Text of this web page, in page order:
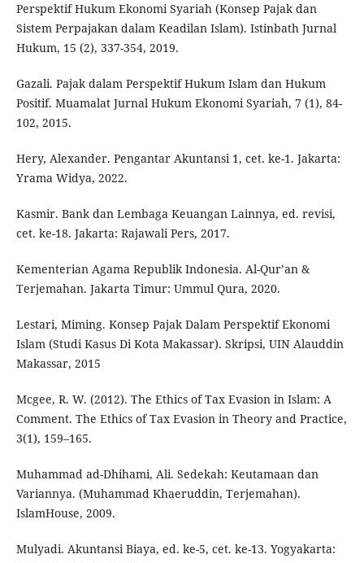
Perspektif Hukum Ekonomi Syariah (Konsep Pajak dan
Sistem Perpajakan dalam Keadilan Islam). Istinbath Jurnal
Hukum, 15 (2), 337-354, 2019.
Gazali. Pajak dalam Perspektif Hukum Islam dan Hukum
Positif. Muamalat Jurnal Hukum Ekonomi Syariah, 7 (1), 84-
102, 2015.
Hery, Alexander. Pengantar Akuntansi 1, cet. ke-1. Jakarta:
Yrama Widya, 2022.
Kasmir. Bank dan Lembaga Keuangan Lainnya, ed. revisi,
cet. ke-18. Jakarta: Rajawali Pers, 2017.
Kementerian Agama Republik Indonesia. Al-Qur’an &
Terjemahan. Jakarta Timur: Ummul Qura, 2020.
Lestari, Miming. Konsep Pajak Dalam Perspektif Ekonomi
Islam (Studi Kasus Di Kota Makassar). Skripsi, UIN Alauddin
Makassar, 2015
Mcgee, R. W. (2012). The Ethics of Tax Evasion in Islam: A
Comment. The Ethics of Tax Evasion in Theory and Practice,
3(1), 159–165.
Muhammad ad-Dhihami, Ali. Sedekah: Keutamaan dan
Variannya. (Muhammad Khaeruddin, Terjemahan).
IslamHouse, 2009.
Mulyadi. Akuntansi Biaya, ed. ke-5, cet. ke-13. Yogyakarta: